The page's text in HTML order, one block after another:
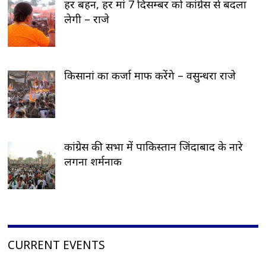
हर बहन, हर मां 7 दिसम्बर को कांग्रेस से बदला
लेगी – राजे
किसानां का कर्जा माफ करेंगे – वसुन्धरा राजे
कांग्रेस की सभा में पाकिस्तान जिंदाबाद के नारे
लगना शर्मनाक
CURRENT EVENTS